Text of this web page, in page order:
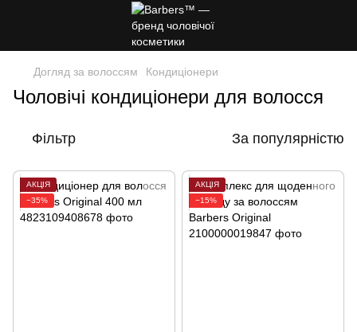
Догляд за волоссям Кондиціонери
Чоловічі кондиціонери для волосся
Фільтр За популярністю
АКЦІЯ
−35%
АКЦІЯ
−15%